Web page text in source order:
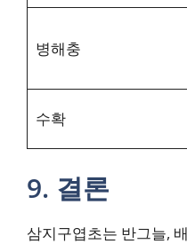
병해충
수확
9. 결론
삼지구엽초는 반그늘,